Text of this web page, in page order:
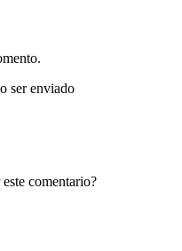
ser enviado
comentario?